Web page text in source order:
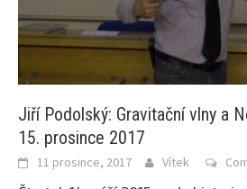
Jiří Podolský: Gravitační vlny a
15. prosince 2017
11 prosince, 2017 Vítek